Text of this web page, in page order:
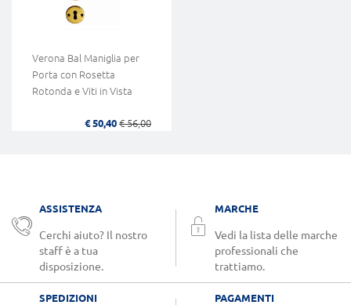
Verona Bal Maniglia per
Porta con Rosetta
Rotonda e Viti in Vista
€ 50,40 € 56,00
ASSISTENZA
Cerchi aiuto? Il nostro
staff è a tua
disposizione.
MARCHE
Vedi la lista delle marche
professionali che
trattiamo.
SPEDIZIONI PAGAMENTI